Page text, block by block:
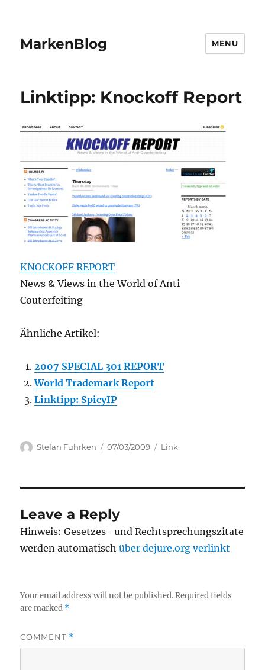
MarkenBlog MENU
Linktipp: Knockoff Report
KNOCKOFF REPORT
News & Views in the World of Anti-
Couterfeiting
Ähnliche Artikel:
2007 SPECIAL 301 REPORT
World Trademark Report
Linktipp: SpicyIP
Author
Stefan Fuhrken
Posted
07/03/2009 Categories
Link
Leave a Reply
Hinweis: Gesetzes- und Rechtsprechungszitate
werden automatischüber dejure.org verlinkt
Your email address will not be published. Required fields
are marked *
COMMENT *